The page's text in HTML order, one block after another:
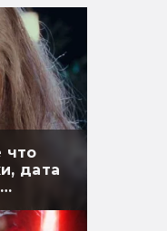
что
дата